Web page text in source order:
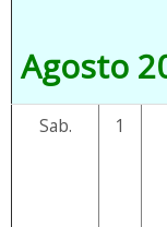
Agosto
Sab. 1